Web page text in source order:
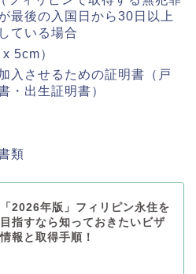
最後の入国日から30日以上
ている場合
5cm）
入させるための証明書（戸
・出生証明書）
類
「2026年版」フィリピン永住を
目指すなら知っておきたいビザ
情報と取得手順！